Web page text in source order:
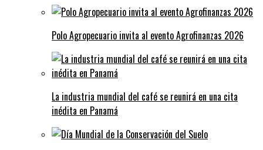
Polo Agropecuario invita al evento Agrofinanzas 2026
La industria mundial del café se reunirá en una cita
inédita en Panamá